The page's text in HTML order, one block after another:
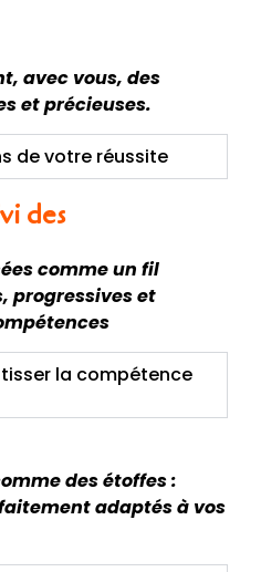
avec vous, des
et précieuses.
de votre réussite
des
comme un fil
progressives et
la compétence
des étoffes :
adaptés à vos